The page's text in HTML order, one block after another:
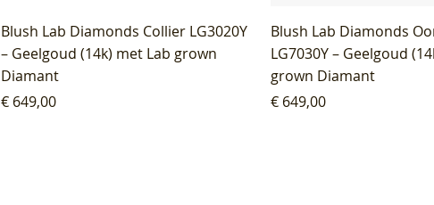
Blush Lab Diamonds Collier LG3020Y
– Geelgoud (14k) met Lab grown
Diamant
Prijs
€ 649,00
Blush Lab Diamonds
LG7030Y – Geelgoud
grown Diamant
Prijs
€ 649,00